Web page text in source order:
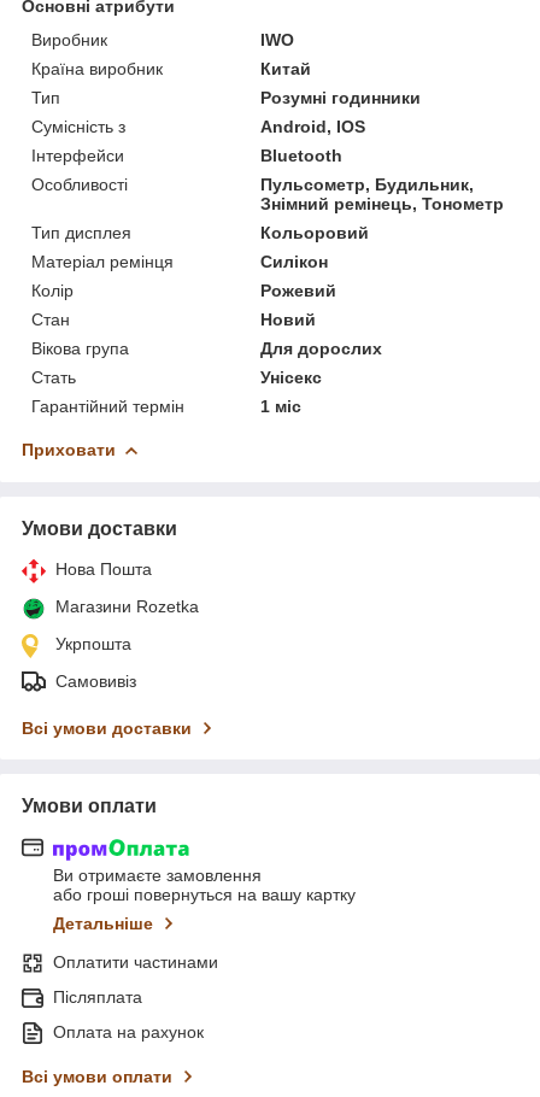
Основні атрибути
Виробник
IWO
Країна виробник
Китай
Тип
Розумні годинники
Сумісність з
Android, IOS
Інтерфейси
Bluetooth
Особливості
Пульсометр, Будильник,
Знімний ремінець, Тонометр
Тип дисплея
Кольоровий
Матеріал ремінця
Силікон
Колір
Рожевий
Стан
Новий
Вікова група
Для дорослих
Стать
Унісекс
Гарантійний термін
1 міс
Приховати
Умови доставки
Нова Пошта
Магазини Rozetka
Укрпошта
Самовивіз
Всі умови доставки
Умови оплати
Ви отримаєте замовлення
або гроші повернуться на вашу картку
Детальніше
Оплатити частинами
Післяплата
Оплата на рахунок
Всі умови оплати